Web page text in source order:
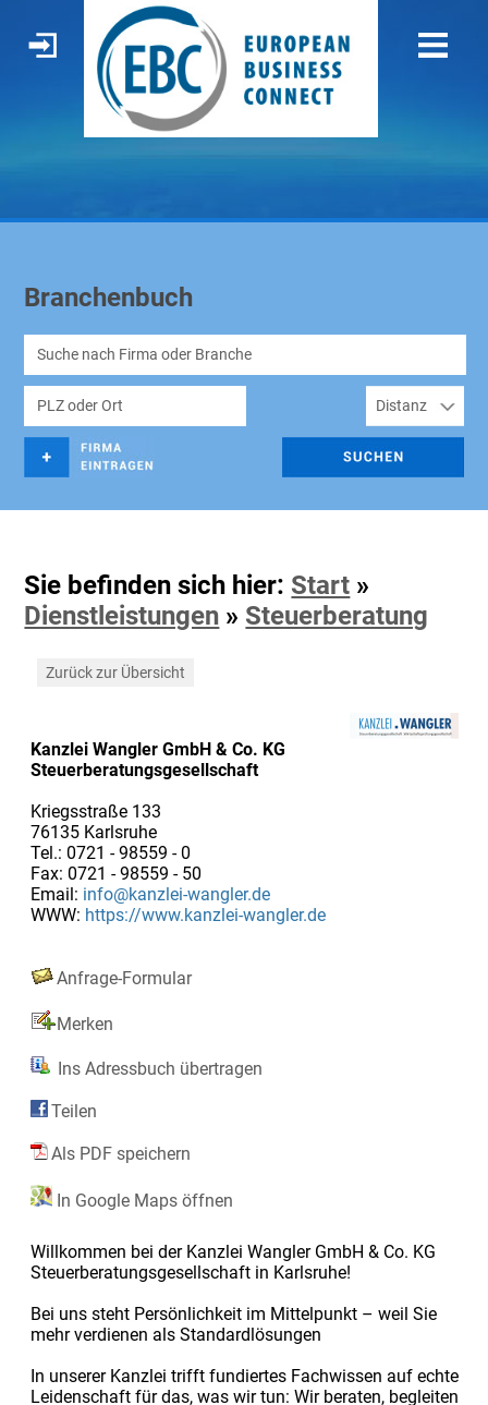
Branchenbuch
Sie befinden sich hier: Start »
Dienstleistungen » Steuerberatung
Zurück zur Übersicht
Kanzlei Wangler GmbH & Co. KG
Steuerberatungsgesellschaft
Kriegsstraße 133
76135 Karlsruhe
Tel.: 0721 - 98559 - 0
Fax: 0721 - 98559 - 50
Email: info@kanzlei-wangler.de
WWW: https://www.kanzlei-wangler.de
Anfrage-Formular
Merken
Ins Adressbuch übertragen
Teilen
Als PDF speichern
In Google Maps öffnen
Willkommen bei der Kanzlei Wangler GmbH & Co. KG
Steuerberatungsgesellschaft in Karlsruhe!
Bei uns steht Persönlichkeit im Mittelpunkt – weil Sie
mehr verdienen als Standardlösungen
In unserer Kanzlei trifft fundiertes Fachwissen auf echte
Leidenschaft für das, was wir tun: Wir beraten, begleiten